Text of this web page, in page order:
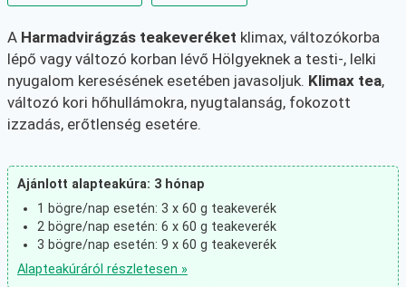
A Harmadvirágzás teakeveréket klimax, változókorba
lépő vagy változó korban lévő Hölgyeknek a testi-, lelki
nyugalom keresésének esetében javasoljuk. Klimax tea,
változó kori hőhullámokra, nyugtalanság, fokozott
izzadás, erőtlenség esetére.
Ajánlott alapteakúra: 3 hónap
1 bögre/nap esetén: 3 x 60 g teakeverék
2 bögre/nap esetén: 6 x 60 g teakeverék
3 bögre/nap esetén: 9 x 60 g teakeverék
Alapteakúráról részletesen »